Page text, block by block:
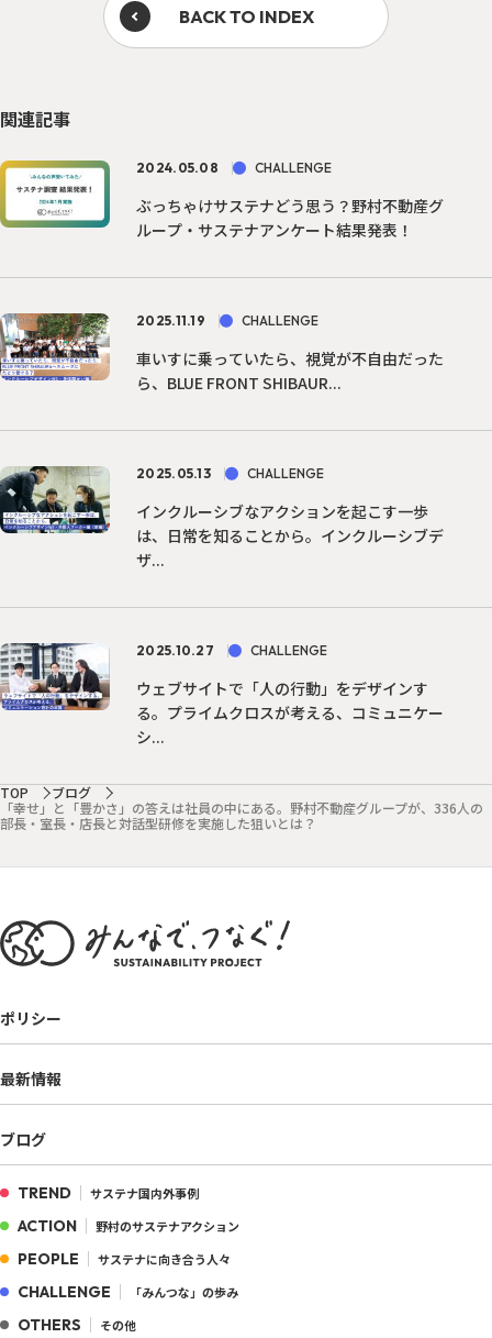
BACK TO INDEX
関連記事
2024.05.08 CHALLENGE
ぶっちゃけサステナどう思う？野村不動産グ
ループ・サステナアンケート結果発表！
2025.11.19 CHALLENGE
車いすに乗っていたら、視覚が不自由だった
ら、BLUE FRONT SHIBAUR...
2025.05.13 CHALLENGE
インクルーシブなアクションを起こす一歩
は、日常を知ることから。インクルーシブデ
ザ...
2025.10.27 CHALLENGE
ウェブサイトで「人の行動」をデザインす
る。プライムクロスが考える、コミュニケー
シ...
TOP
ブログ
「幸せ」と「豊かさ」の答えは社員の中にある。野村不動産グループが、336人の
部長・室長・店長と対話型研修を実施した狙いとは？
ポリシー
最新情報
ブログ
TREND サステナ国内外事例
ACTION 野村のサステナアクション
PEOPLE サステナに向き合う人々
CHALLENGE 「みんつな」の歩み
OTHERS その他